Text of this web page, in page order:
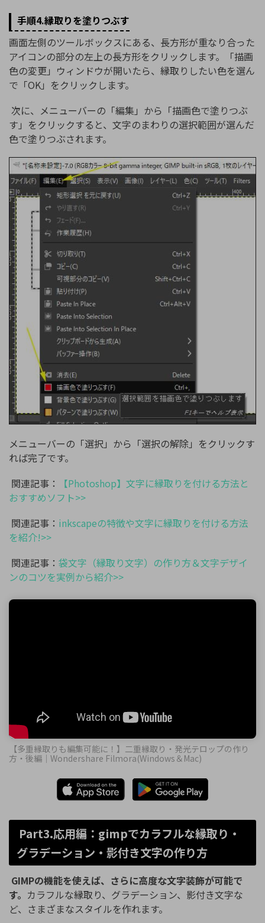
手順4.縁取りを塗りつぶす
画面左側のツールボックスにある、長方形が重なり合った
アイコンの部分の左上の長方形をクリックします。「描画
色の変更」ウィンドウが開いたら、縁取りしたい色を選ん
で「OK」をクリックします。
次に、メニューバーの「編集」から「描画色で塗りつぶ
す」をクリックすると、文字のまわりの選択範囲が選んだ
色で塗りつぶされます。
メニューバーの「選択」から「選択の解除」をクリックす
れば完了です。
関連記事：
【Photoshop】文字に縁取りを付ける方法と
おすすめソフト>>
関連記事： inkscapeの特徴や文字に縁取りを付ける方法
を紹介!>>
関連記事： 袋文字（縁取り文字）の作り方＆文字デザイ
ンのコツを実例から紹介>>
【多重縁取りも編集可能に！】二重縁取り・発光テロップの作り
方・後編｜Wondershare Filmora(Windows＆Mac)
Part3.応用編：gimpでカラフルな縁取り・
グラデーション・影付き文字の作り方
GIMPの機能を使えば、さらに高度な文字装飾が可能で
す。 カラフルな縁取り、グラデーション、影付き文字な
ど、さまざまなスタイルを作れます。